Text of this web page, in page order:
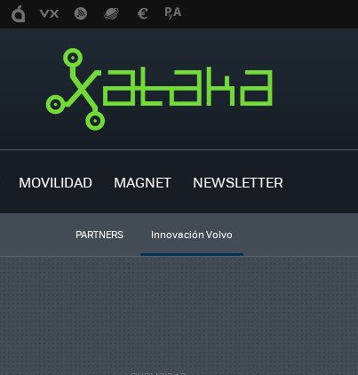
MOVILIDAD MAGNET NEWSLETTER
PARTNERS Innovación Volvo